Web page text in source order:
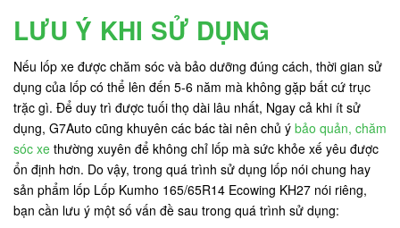
LƯU Ý KHI SỬ DỤNG
Nếu lốp xe được chăm sóc và bảo dưỡng đúng cách, thời gian sử
dụng của lốp có thể lên đến 5-6 năm mà không gặp bất cứ trục
trặc gì. Để duy trì được tuối thọ dài lâu nhất, Ngay cả khi ít sử
dụng, G7Auto cũng khuyên các bác tài nên chủ ý bảo quản, chăm
sóc xe thường xuyên để không chỉ lốp mà sức khỏe xế yêu được
ổn định hơn. Do vậy, trong quá trình sử dụng lốp nói chung hay
sản phẩm lốp Lốp Kumho 165/65R14 Ecowing KH27 nói riêng,
bạn cần lưu ý một số vấn đề sau trong quá trình sử dụng: